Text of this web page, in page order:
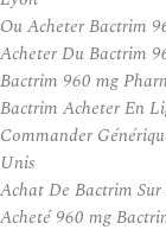
Ou Acheter Bactrim
Acheter Du Bactrim
Bactrim 960 mg
Bactrim Acheter En
Commander
Unis
Achat De Bactrim
Acheté 960 mg